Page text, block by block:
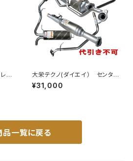
ー
大栄テクノ(ダイエイ） センタ
ーパイプ 'MMT-6497CP キッ
クス H59A 個人宅NG
¥31,000
品一覧に戻る